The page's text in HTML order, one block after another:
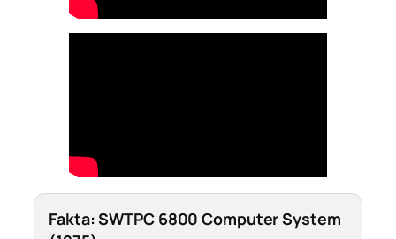
Fakta: SWTPC 6800 Computer System